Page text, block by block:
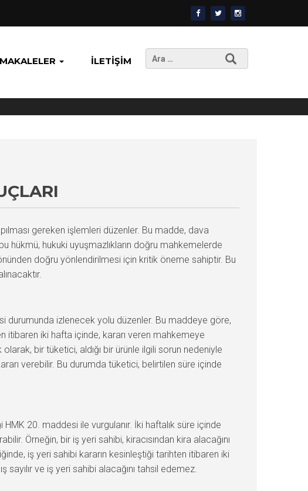
MAKALELER İLETIŞIM
Arama:
gereken işlemleri düzenler. Bu madde, dava
hükmü, hukuki uyuşmazlıkların doğru mahkemelerde
doğru yönlendirilmesi için kritik öneme sahiptir. Bu
durumunda izlenecek yolu düzenler. Bu maddeye göre,
itibaren iki hafta içinde, kararı veren mahkemeye
bir tüketici, aldığı bir ürünle ilgili sorun nedeniyle
verebilir. Bu durumda tüketici, belirtilen süre içinde
20. maddesi ile vurgulanır. İki haftalık süre içinde
Örneğin, bir iş yeri sahibi, kiracısından kira alacağını
iş yeri sahibi kararın kesinleştiği tarihten itibaren iki
ve iş yeri sahibi alacağını tahsil edemez.